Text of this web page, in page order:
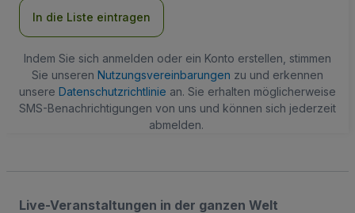
In die Liste eintragen
Indem Sie sich anmelden oder ein Konto erstellen, stimmen
Sie unseren Nutzungsvereinbarungen zu und erkennen
unsere Datenschutzrichtlinie an. Sie erhalten möglicherweise
SMS-Benachrichtigungen von uns und können sich jederzeit
abmelden.
Live-Veranstaltungen in der ganzen Welt